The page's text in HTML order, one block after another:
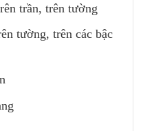
trần, trên tường
tường, trên các bậc